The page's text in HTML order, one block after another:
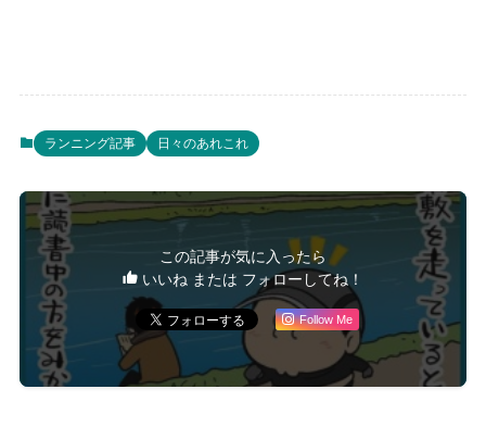
ランニング記事 日々のあれこれ
この記事が気に入ったら
いいね または フォローしてね！
Follow Me